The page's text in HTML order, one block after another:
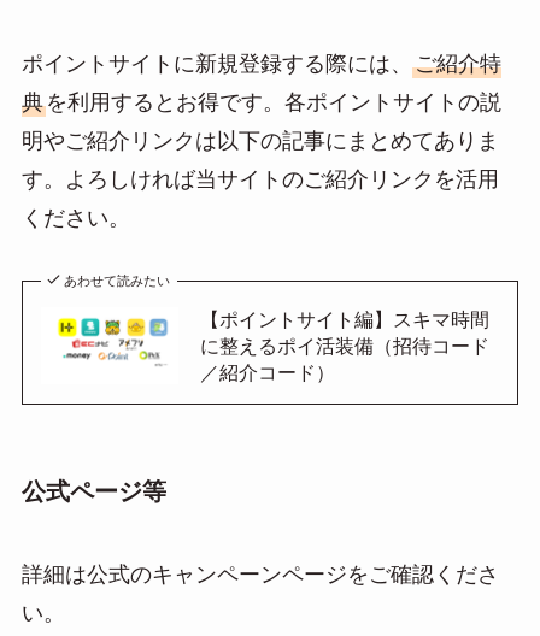
ポイントサイトに新規登録する際には、 ご紹介特
典を利用するとお得です。各ポイントサイトの説
明やご紹介リンクは以下の記事にまとめてありま
す。よろしければ当サイトのご紹介リンクを活用
ください。
あわせて読みたい
【ポイントサイト編】スキマ時間
に整えるポイ活装備（招待コード
／紹介コード）
公式ページ等
詳細は公式のキャンペーンページをご確認くださ
い。